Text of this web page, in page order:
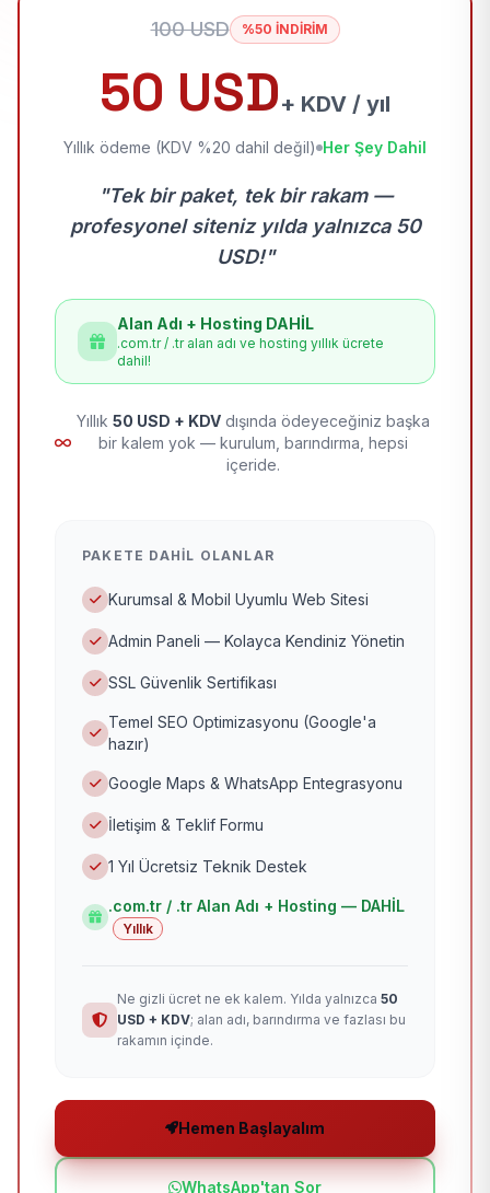
100 USD %50 İNDİRİM
50 USD+ KDV / yıl
Yıllık ödeme (KDV %20 dahil değil) Her Şey Dahil
"Tek bir paket, tek bir rakam —
profesyonel siteniz yılda yalnızca 50
USD!"
Alan Adı + Hosting DAHİL
.com.tr / .tr alan adı ve hosting yıllık ücrete
dahil!
Yıllık 50 USD + KDV dışında ödeyeceğiniz başka
bir kalem yok — kurulum, barındırma, hepsi
içeride.
PAKETE DAHIL OLANLAR
Kurumsal & Mobil Uyumlu Web Sitesi
Admin Paneli — Kolayca Kendiniz Yönetin
SSL Güvenlik Sertifikası
Temel SEO Optimizasyonu (Google'a
hazır)
Google Maps & WhatsApp Entegrasyonu
İletişim & Teklif Formu
1 Yıl Ücretsiz Teknik Destek
.com.tr / .tr Alan Adı + Hosting — DAHİL
Yıllık
Ne gizli ücret ne ek kalem. Yılda yalnızca 50
USD + KDV; alan adı, barındırma ve fazlası bu
rakamın içinde.
Hemen Başlayalım
WhatsApp'tan Sor